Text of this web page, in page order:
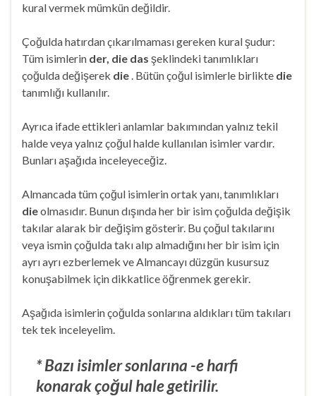
kural vermek mümkün değildir.
Çoğulda hatırdan çıkarılmaması gereken kural şudur:
Tüm isimlerin der, die das şeklindeki tanımlıkları
çoğulda değişerek die . Bütün çoğul isimlerle birlikte die
tanımlığı kullanılır.
Ayrıca ifade ettikleri anlamlar bakımından yalnız tekil
halde veya yalnız çoğul halde kullanılan isimler vardır.
Bunları aşağıda inceleyeceğiz.
Almancada tüm çoğul isimlerin ortak yanı, tanımlıkları
dieolmasıdır. Bunun dışında her bir isim çoğulda değişik
takılar alarak bir değişim gösterir. Bu çoğul takılarını
veya ismin çoğulda takı alıp almadığını her bir isim için
ayrı ayrı ezberlemek ve Almancayı düzgün kusursuz
konuşabilmek için dikkatlice öğrenmek gerekir.
Aşağıda isimlerin çoğulda sonlarına aldıkları tüm takıları
tek tek inceleyelim.
* Bazı isimler sonlarına -e harfi
konarak çoğul hale getirilir.